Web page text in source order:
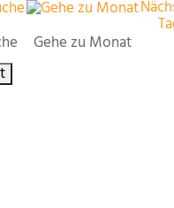
Gehe zu Monat